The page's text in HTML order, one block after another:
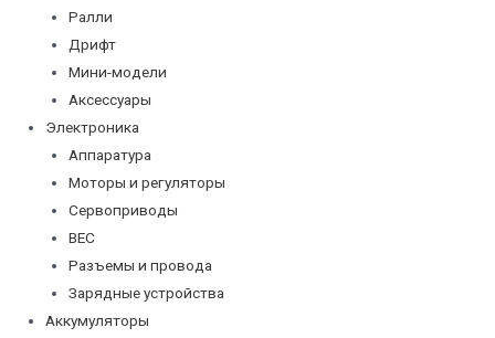
Ралли
Дрифт
Мини-модели
Аксессуары
Электроника
Аппаратура
Моторы и регуляторы
Сервоприводы
BEC
Разъемы и провода
Зарядные устройства
Аккумуляторы